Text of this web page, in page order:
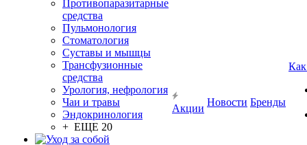
Противопаразитарные
средства
Пульмонология
Стоматология
Суставы и мышцы
Трансфузионные
средства
Урология, нефрология
Чаи и травы
Эндокринология
+ ЕЩЕ 20
Акции
Новости Бренды